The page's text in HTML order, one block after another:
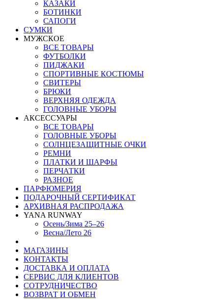
КАЗАКИ
БОТИНКИ
САПОГИ
СУМКИ
МУЖСКОЕ
ВСЕ ТОВАРЫ
ФУТБОЛКИ
ПИДЖАКИ
СПОРТИВНЫЕ КОСТЮМЫ
СВИТЕРЫ
БРЮКИ
ВЕРХНЯЯ ОДЕЖДА
ГОЛОВНЫЕ УБОРЫ
АКСЕССУАРЫ
ВСЕ ТОВАРЫ
ГОЛОВНЫЕ УБОРЫ
СОЛНЦЕЗАЩИТНЫЕ ОЧКИ
РЕМНИ
ПЛАТКИ И ШАРФЫ
ПЕРЧАТКИ
РАЗНОЕ
ПАРФЮМЕРИЯ
ПОДАРОЧНЫЙ СЕРТИФИКАТ
АРХИВНАЯ РАСПРОДАЖА
YANA RUNWAY
Осень/Зима 25–26
Весна/Лето 26
МАГАЗИНЫ
КОНТАКТЫ
ДОСТАВКА И ОПЛАТА
СЕРВИС ДЛЯ КЛИЕНТОВ
СОТРУДНИЧЕСТВО
ВОЗВРАТ И ОБМЕН